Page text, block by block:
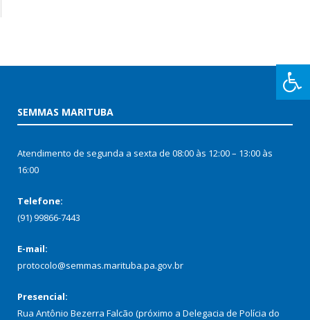
SEMMAS MARITUBA
Atendimento de segunda a sexta de 08:00 às 12:00 – 13:00 às
16:00
Telefone:
(91) 99866-7443
E-mail:
protocolo@semmas.marituba.pa.gov.br
Presencial:
Rua Antônio Bezerra Falcão (próximo a Delegacia de Polícia do